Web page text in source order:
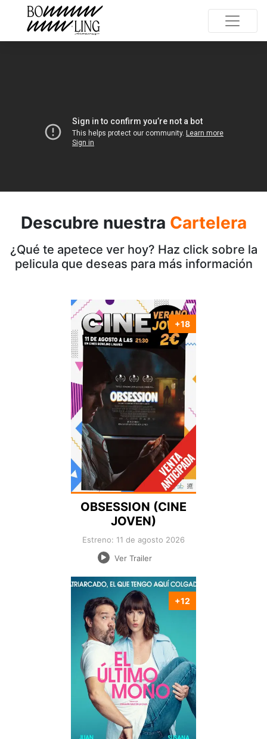
Descubre nuestra Cartelera
¿Qué te apetece ver hoy? Haz click sobre la
pelicula que deseas para más información
+18
OBSESSION (CINE
JOVEN)
Estreno: 11 de agosto 2026
Ver Trailer
Nacionalidad:
Director:
Estreno:
Genero:
Duración:
+12
Nacionalidad:
Director:
Estreno:
Genero:
Duración: